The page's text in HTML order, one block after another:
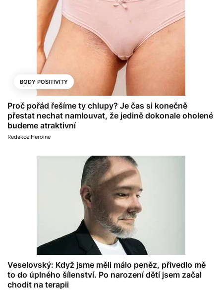
BODY POSITIVITY
Proč pořád řešíme ty chlupy? Je čas si konečně
přestat nechat namlouvat, že jedině dokonale oholené
budeme atraktivní
Redakce Heroine
Veselovský: Když jsme měli málo peněz, přivedlo mě
to do úplného šílenství. Po narození dětí jsem začal
chodit na terapii